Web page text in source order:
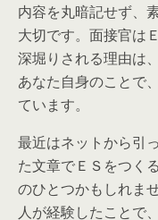
内容を丸暗記せず、
大切です。面接官は
深堀りされる理由は
あなた自身のことで
ています。
最近はネットから引
た文章でＥＳをつく
のひとつかもしれま
人が経験したことで